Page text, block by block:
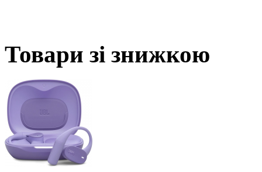
Товари зі знижкою